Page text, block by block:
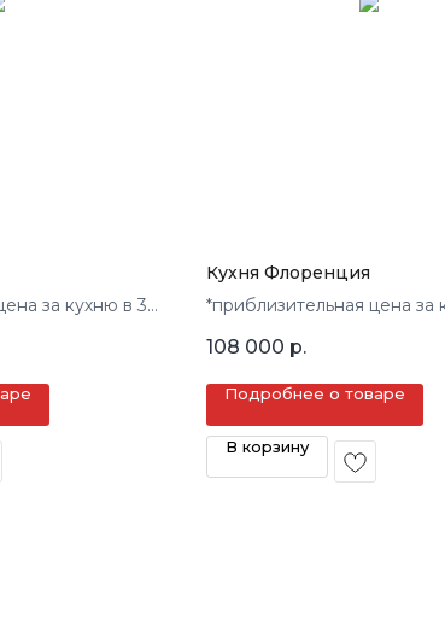
за кухню в 3
Кухня Флоренция
*приблизительная цена за
108 000 р.
Подробнее о товаре
В корзину